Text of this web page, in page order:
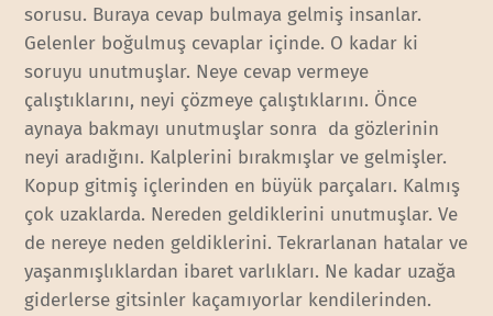
sorusu. Buraya cevap bulmaya gelmiş insanlar.
Gelenler boğulmuş cevaplar içinde. O kadar ki
soruyu unutmuşlar. Neye cevap vermeye
çalıştıklarını, neyi çözmeye çalıştıklarını. Önce
aynaya bakmayı unutmuşlar sonra da gözlerinin
neyi aradığını. Kalplerini bırakmışlar ve gelmişler.
Kopup gitmiş içlerinden en büyük parçaları. Kalmış
çok uzaklarda. Nereden geldiklerini unutmuşlar. Ve
de nereye neden geldiklerini. Tekrarlanan hatalar ve
yaşanmışlıklardan ibaret varlıkları. Ne kadar uzağa
giderlerse gitsinler kaçamıyorlar kendilerinden.